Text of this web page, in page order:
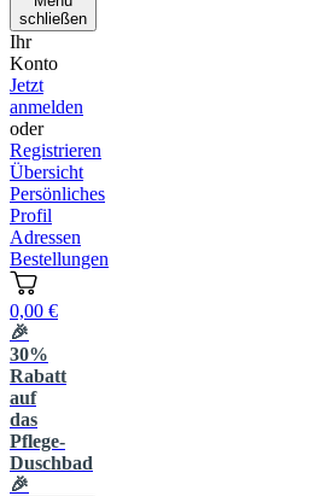
schließen
Ihr
Konto
Jetzt
anmelden
oder
Registrieren
Übersicht
Persönliches
Profil
Adressen
Bestellungen
0,00 €
🎉
30%
Rabatt
auf
das
Pflege-
Duschbad
🎉